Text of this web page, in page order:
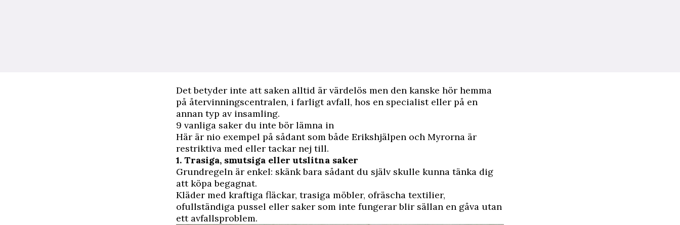
Det betyder inte att saken alltid är värdelös men den kanske hör hemma
på återvinningscentralen, i farligt avfall, hos en specialist eller på en
annan typ av insamling.
9 vanliga saker du inte bör lämna in
Här är nio exempel på sådant som både Erikshjälpen och Myrorna är
restriktiva med eller tackar nej till.
1. Trasiga, smutsiga eller utslitna saker
Grundregeln är enkel: skänk bara sådant du själv skulle kunna tänka dig
att köpa begagnat.
Kläder med kraftiga fläckar, trasiga möbler, ofräscha textilier,
ofullständiga pussel eller saker som inte fungerar blir sällan en gåva utan
ett avfallsproblem.